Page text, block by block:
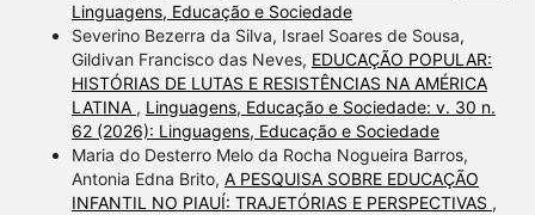
Linguagens, Educação e Sociedade
Severino Bezerra da Silva, Israel Soares de Sousa,
Gildivan Francisco das Neves, EDUCAÇÃO POPULAR:
HISTÓRIAS DE LUTAS E RESISTÊNCIAS NA AMÉRICA
LATINA , Linguagens, Educação e Sociedade: v. 30 n.
62 (2026): Linguagens, Educação e Sociedade
Maria do Desterro Melo da Rocha Nogueira Barros,
Antonia Edna Brito, A PESQUISA SOBRE EDUCAÇÃO
INFANTIL NO PIAUÍ: TRAJETÓRIAS E PERSPECTIVAS ,